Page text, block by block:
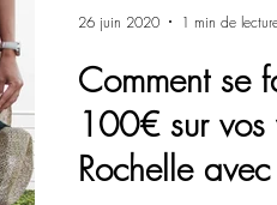
Comment se
100€ sur vos
Rochelle
26 juin 2020 1 min de